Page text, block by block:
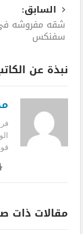
السابق:
شقه مفروشه
سفنكس
نبذة عن
مقالات ذات